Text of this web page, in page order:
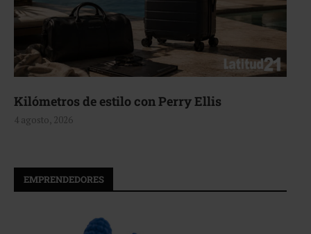
Aerie, texturas que fluyen
4 agosto, 2026
EMPRENDEDORES